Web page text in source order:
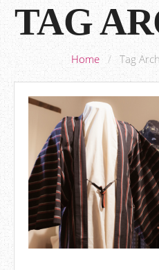
TAG
Home / Tag